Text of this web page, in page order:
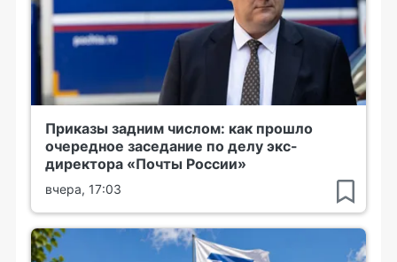
Приказы задним числом: как прошло
очередное заседание по делу экс-
директора «Почты России»
вчера, 17:03